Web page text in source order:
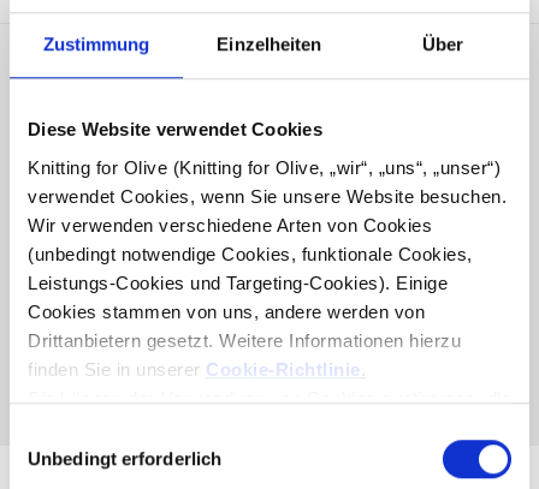
Zustimmung Einzelheiten Über
Diese Website verwendet Cookies
Knitting for Olive (Knitting for Olive, „wir“, „uns“, „unser“)
verwendet Cookies, wenn Sie unsere Website besuchen.
Wir verwenden verschiedene Arten von Cookies
(unbedingt notwendige Cookies, funktionale Cookies,
Leistungs-Cookies und Targeting-Cookies). Einige
Cookies stammen von uns, andere werden von
Drittanbietern gesetzt. Weitere Informationen hierzu
finden Sie in unserer Cookie-Richtlinie.
Sie können der Verwendung von Cookies zustimmen, die
Ihre Zustimmung bedeutet, dass Cookies gesetzt werden
dürfen und dass wir als Verantwortlicher Ihre
mitUnbedingt erforderlich
KNITTING FOR OLIVE
COMPATIBLE CASHMERE -
OATMEAL